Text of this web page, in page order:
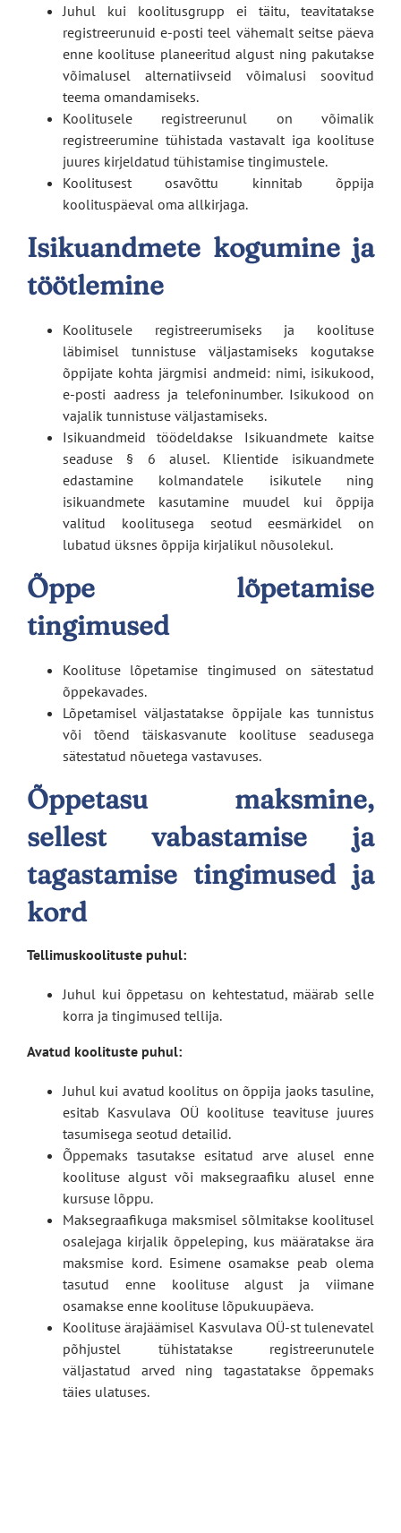
Juhul kui koolitusgrupp ei täitu, teavitatakse
registreerunuid e-posti teel vähemalt seitse päeva
enne koolituse planeeritud algust ning pakutakse
võimalusel alternatiivseid võimalusi soovitud
teema omandamiseks.
Koolitusele registreerunul on võimalik
registreerumine tühistada vastavalt iga koolituse
juures kirjeldatud tühistamise tingimustele.
Koolitusest osavõttu kinnitab õppija
koolituspäeval oma allkirjaga.
Isikuandmete kogumine ja
töötlemine
Koolitusele registreerumiseks ja koolituse
läbimisel tunnistuse väljastamiseks kogutakse
õppijate kohta järgmisi andmeid: nimi, isikukood,
e-posti aadress ja telefoninumber. Isikukood on
vajalik tunnistuse väljastamiseks.
Isikuandmeid töödeldakse Isikuandmete kaitse
seaduse § 6 alusel. Klientide isikuandmete
edastamine kolmandatele isikutele ning
isikuandmete kasutamine muudel kui õppija
valitud koolitusega seotud eesmärkidel on
lubatud üksnes õppija kirjalikul nõusolekul.
Õppe lõpetamise
tingimused
Koolituse lõpetamise tingimused on sätestatud
õppekavades.
Lõpetamisel väljastatakse õppijale kas tunnistus
või tõend täiskasvanute koolituse seadusega
sätestatud nõuetega vastavuses.
Õppetasu maksmine,
sellest vabastamise ja
tagastamise tingimused ja
kord
Tellimuskoolituste puhul:
Juhul kui õppetasu on kehtestatud, määrab selle
korra ja tingimused tellija.
Avatud koolituste puhul:
Juhul kui avatud koolitus on õppija jaoks tasuline,
esitab Kasvulava OÜ koolituse teavituse juures
tasumisega seotud detailid.
Õppemaks tasutakse esitatud arve alusel enne
koolituse algust või maksegraafiku alusel enne
kursuse lõppu.
Maksegraafikuga maksmisel sõlmitakse koolitusel
osalejaga kirjalik õppeleping, kus määratakse ära
maksmise kord. Esimene osamakse peab olema
tasutud enne koolituse algust ja viimane
osamakse enne koolituse lõpukuupäeva.
Koolituse ärajäämisel Kasvulava OÜ-st tulenevatel
põhjustel tühistatakse registreerunutele
väljastatud arved ning tagastatakse õppemaks
täies ulatuses.